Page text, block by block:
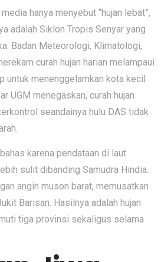
hanya menyebut “hujan lebat”,
adalah Siklon Tropis Senyar yang
Badan Meteorologi, Klimatologi,
curah hujan harian melampaui
untuk menenggelamkan kota kecil
UGM menegaskan, curah hujan
seandainya hulu DAS tidak
karena pendataan di laut
sulit dibanding Samudra Hindia.
angin muson barat, memusatkan
Barisan. Hasilnya adalah hujan
tiga provinsi sekaligus selama